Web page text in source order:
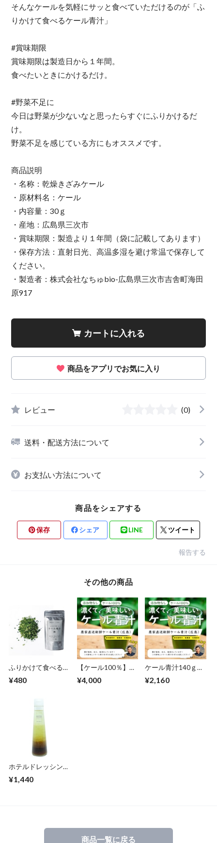
そんなケールを気軽にサッと食べていただけるのが「ふ
りかけて食べるケール青汁」
#賞味期限
賞味期限は製造日から１年間。
食べたいときにかけるだけ。
#野菜不足に
今日は野菜が少ないなと思ったらすぐにふりかけるだ
け。
野菜不足を感じている方にもオススメです。
商品説明
・名称：乾燥きざみケール
・原材料名：ケール
・内容量：30ｇ
・産地：広島県三次市
・賞味期限：製造より１年間（袋に記載してあります）
・保存方法：直射日光、高温多湿を避け常温で保存して
ください。
・製造者：株式会社なちゅbio-広島県三次市吉舎町海田
原917
カートに入れる
商品をアプリでお気に入り
レビュー (0)
送料・配送方法について
お支払い方法について
商品をシェアする
保存 シェア LINE ツイート
報告する
その他の商品
ふりかけて食べるケ
¥480
【ケール100％】サ
の青汁（140ｇ２
¥4,000
ケール青汁140ｇ
（ケール100％使
¥2,160
ホテルドレッシング
¥1,440
商品一覧に戻る